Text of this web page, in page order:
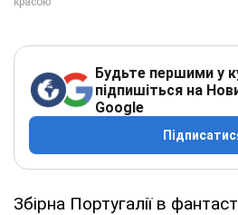
Будьте першими у
підпишіться на
Google
Збірна Португалії в